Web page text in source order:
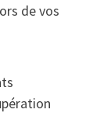
de vos